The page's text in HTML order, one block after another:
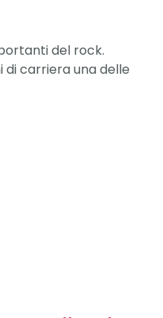
del rock.
di carriera una delle